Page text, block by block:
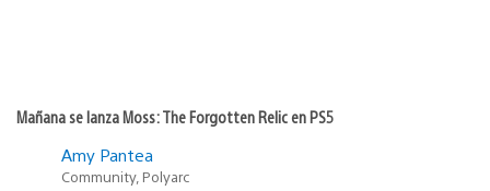
Mañana se lanza Moss: The Forgotten Relic en PS5
Amy Pantea
Community, Polyarc